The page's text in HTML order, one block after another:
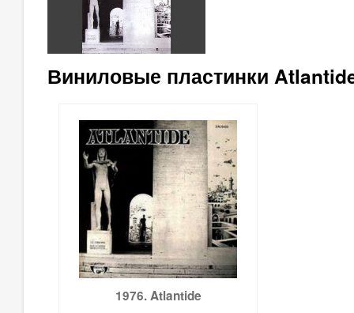
Виниловые пластинки
1976. Atlantide